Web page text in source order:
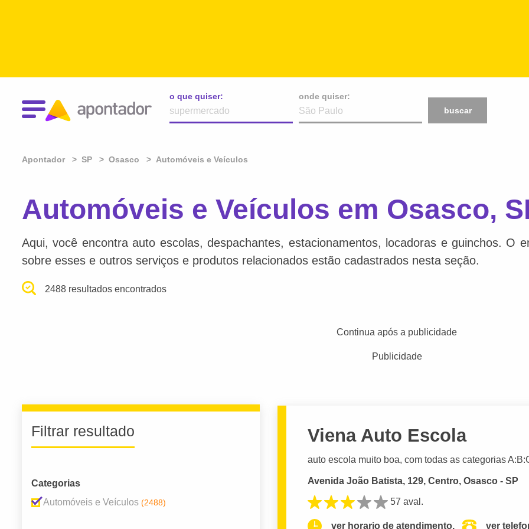
o que quiser:
onde quiser:
buscar
Apontador SP Osasco Automóveis e Veículos
Automóveis e Veículos em Osasco,
Aqui, você encontra auto escolas, despachantes, estacionamentos, locadoras e guinchos. O
sobre esses e outros serviços e produtos relacionados estão cadastrados nesta seção.
2488 resultados encontrados
Continua após a publicidade
Publicidade
Filtrar resultado
Categorias
Automóveis e Veículos (2488)
Viena Auto Escola
auto escola muito boa, com todas as categorias
Avenida João Batista, 129, Centro, Osasco - SP
57 aval.
ver horario de atendimento. ver